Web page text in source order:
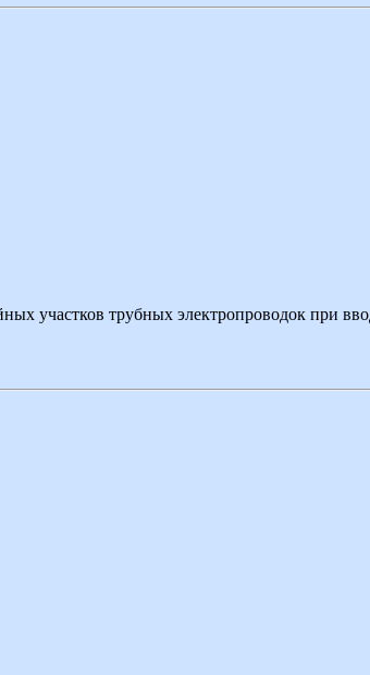
участков трубных электропроводок при